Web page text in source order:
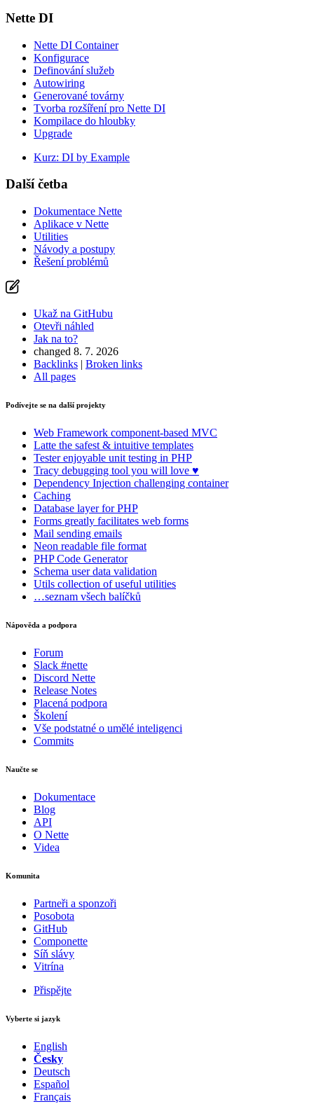
Nette DI
Nette DI Container
Konfigurace
Definování služeb
Autowiring
Generované továrny
Tvorba rozšíření pro Nette DI
Kompilace do hloubky
Upgrade
Kurz: DI by Example
Další četba
Dokumentace Nette
Aplikace v Nette
Utilities
Návody a postupy
Řešení problémů
Ukaž na GitHubu
Otevři náhled
Jak na to?
changed 8. 7. 2026
Backlinks | Broken links
All pages
Podívejte se na další projekty
Web Framework component-based MVC
Latte the safest & intuitive templates
Testerenjoyable unit testing in PHP
Tracy debugging tool you will love ♥
Dependency Injection challenging container
Caching
Database layer for PHP
Forms greatly facilitates web forms
Mail sending emails
Neon readable file format
PHP Code Generator
Schema user data validation
Utils collection of useful utilities
…seznam všech balíčků
Nápověda a podpora
Forum
Slack #nette
Discord Nette
Release Notes
Placená podpora
Školení
Vše podstatné o umělé inteligenci
Commits
Naučte se
Dokumentace
Blog
API
O Nette
Videa
Komunita
Partneři a sponzoři
Posobota
GitHub
Componette
Síň slávy
Vitrína
Přispějte
Vyberte si jazyk
English
Česky
Deutsch
Español
Français